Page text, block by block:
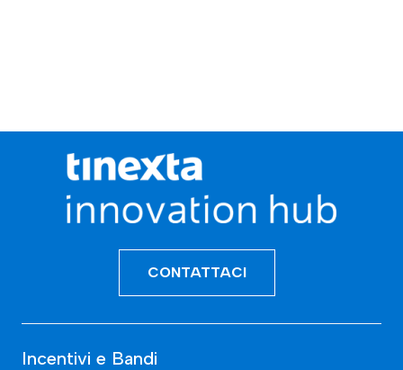
CONTATTACI
Incentivi e Bandi